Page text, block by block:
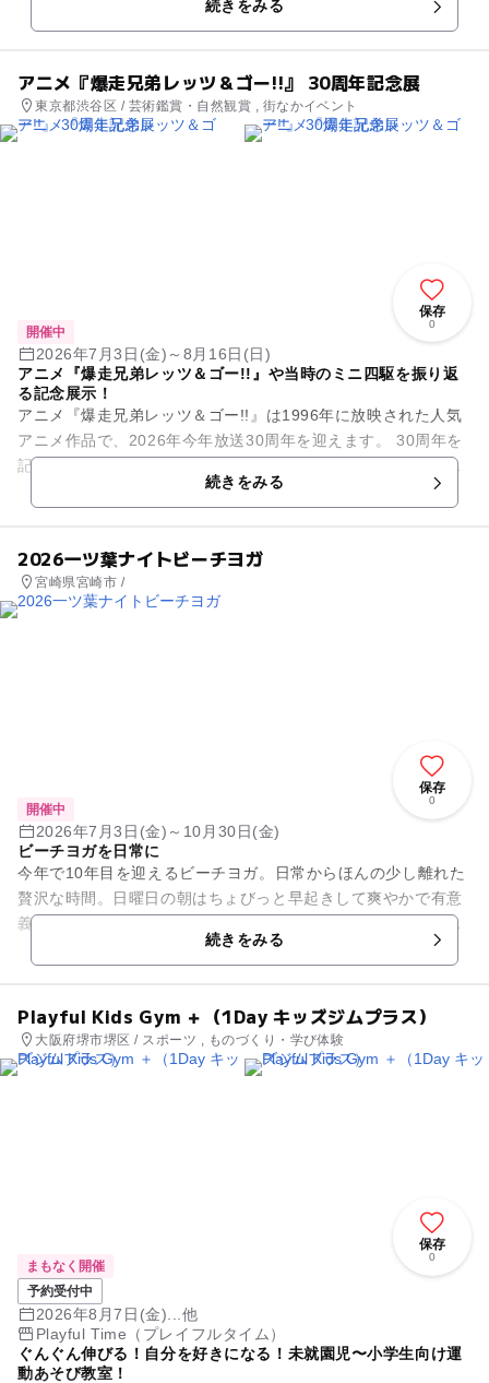
続きをみる
アニメ『爆走兄弟レッツ＆ゴー!!』 30周年記念展
東京都渋谷区 / 芸術鑑賞・自然観賞 , 街なかイベント
保存
0
開催中
2026年7月3日(金)～8月16日(日)
アニメ『爆走兄弟レッツ＆ゴー!!』や当時のミニ四駆を振り返
る記念展示！
アニメ『爆走兄弟レッツ＆ゴー!!』は1996年に放映された人気
アニメ作品で、2026年今年放送30周年を迎えます。 30周年を
記念した本企画展では、作品内の名シーンやミニ四駆展示な
続きをみる
2026一ツ葉ナイトビーチヨガ
宮崎県宮崎市 /
保存
0
開催中
2026年7月3日(金)～10月30日(金)
ビーチヨガを日常に
今年で10年目を迎えるビーチヨガ。日常からほんの少し離れた
贅沢な時間。日曜日の朝はちょびっと早起きして爽やかで有意
義な一日を。金曜日の夜は一週間頑張った自分に癒しのひとと
きを。初心者も子連れも散...続きをみる
Playful Kids Gym ＋（1Day キッズジムプラス）
大阪府堺市堺区 / スポーツ , ものづくり・学び体験
保存
0
まもなく開催
予約受付中
2026年8月7日(金)...他
Playful Time（プレイフルタイム）
ぐんぐん伸びる！自分を好きになる！未就園児〜小学生向け運
動あそび教室！